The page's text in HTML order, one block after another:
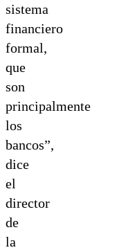
sistema
financiero
formal,
que
son
principalmente
los
bancos”,
dice
el
director
de
la